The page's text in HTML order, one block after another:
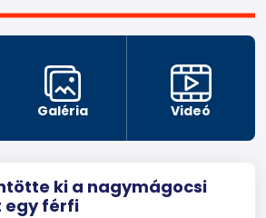
Galéria Videó
ki a nagymágocsi
egy férfi